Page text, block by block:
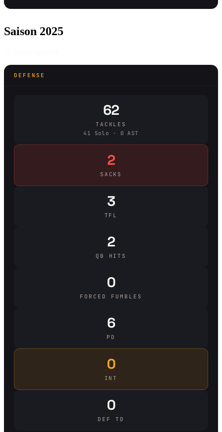
Saison 2025
DEFENSE
62
TACKLES
41 Solo · 0 AST
2
SACKS
3
TFL
2
QB HITS
0
FORCED FUMBLES
6
PD
0
INT
0
DEF TD